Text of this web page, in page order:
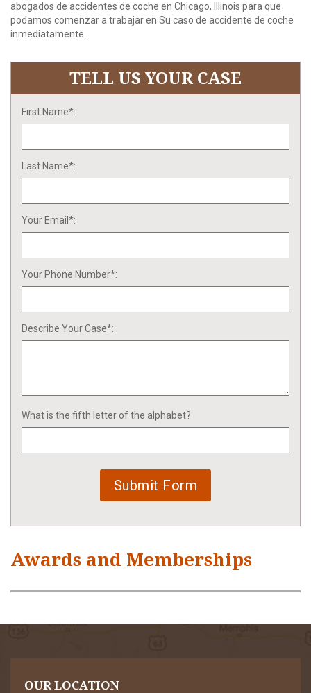
abogados de accidentes de coche en Chicago, Illinois para que
podamos comenzar a trabajar en Su caso de accidente de coche
inmediatamente.
TELL US YOUR CASE
First Name*:
Last Name*:
Your Email*:
Your Phone Number*:
Describe Your Case*:
What is the fifth letter of the alphabet?
Awards and Memberships
OUR LOCATION